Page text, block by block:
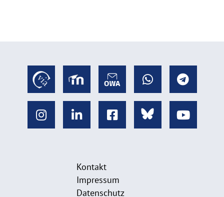
Kontakt
Impressum
Datenschutz